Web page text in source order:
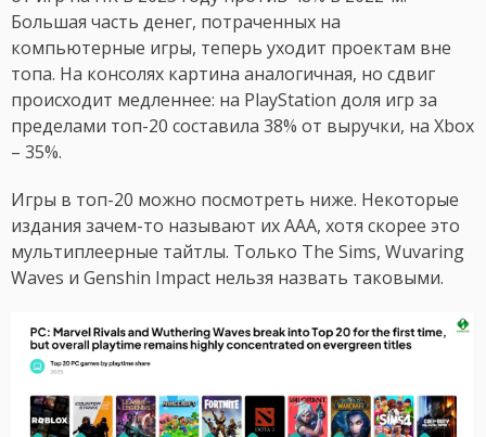
Большая часть денег, потраченных на
компьютерные игры, теперь уходит проектам вне
топа. На консолях картина аналогичная, но сдвиг
происходит медленнее: на PlayStation доля игр за
пределами топ-20 составила 38% от выручки, на Xbox
– 35%.
Игры в топ-20 можно посмотреть ниже. Некоторые
издания зачем-то называют их AAA, хотя скорее это
мультиплеерные тайтлы. Только The Sims, Wuvaring
Waves и Genshin Impact нельзя назвать таковыми.